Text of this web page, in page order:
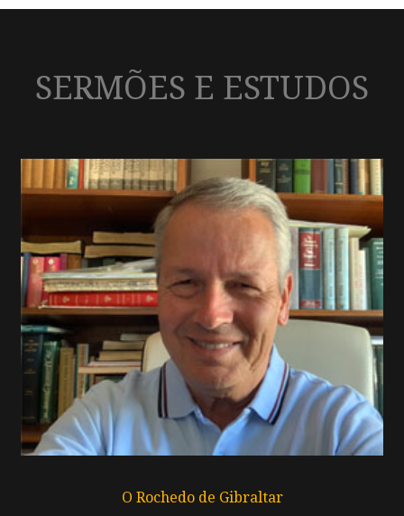
SERMÕES E ESTUDOS
O Rochedo de Gibraltar